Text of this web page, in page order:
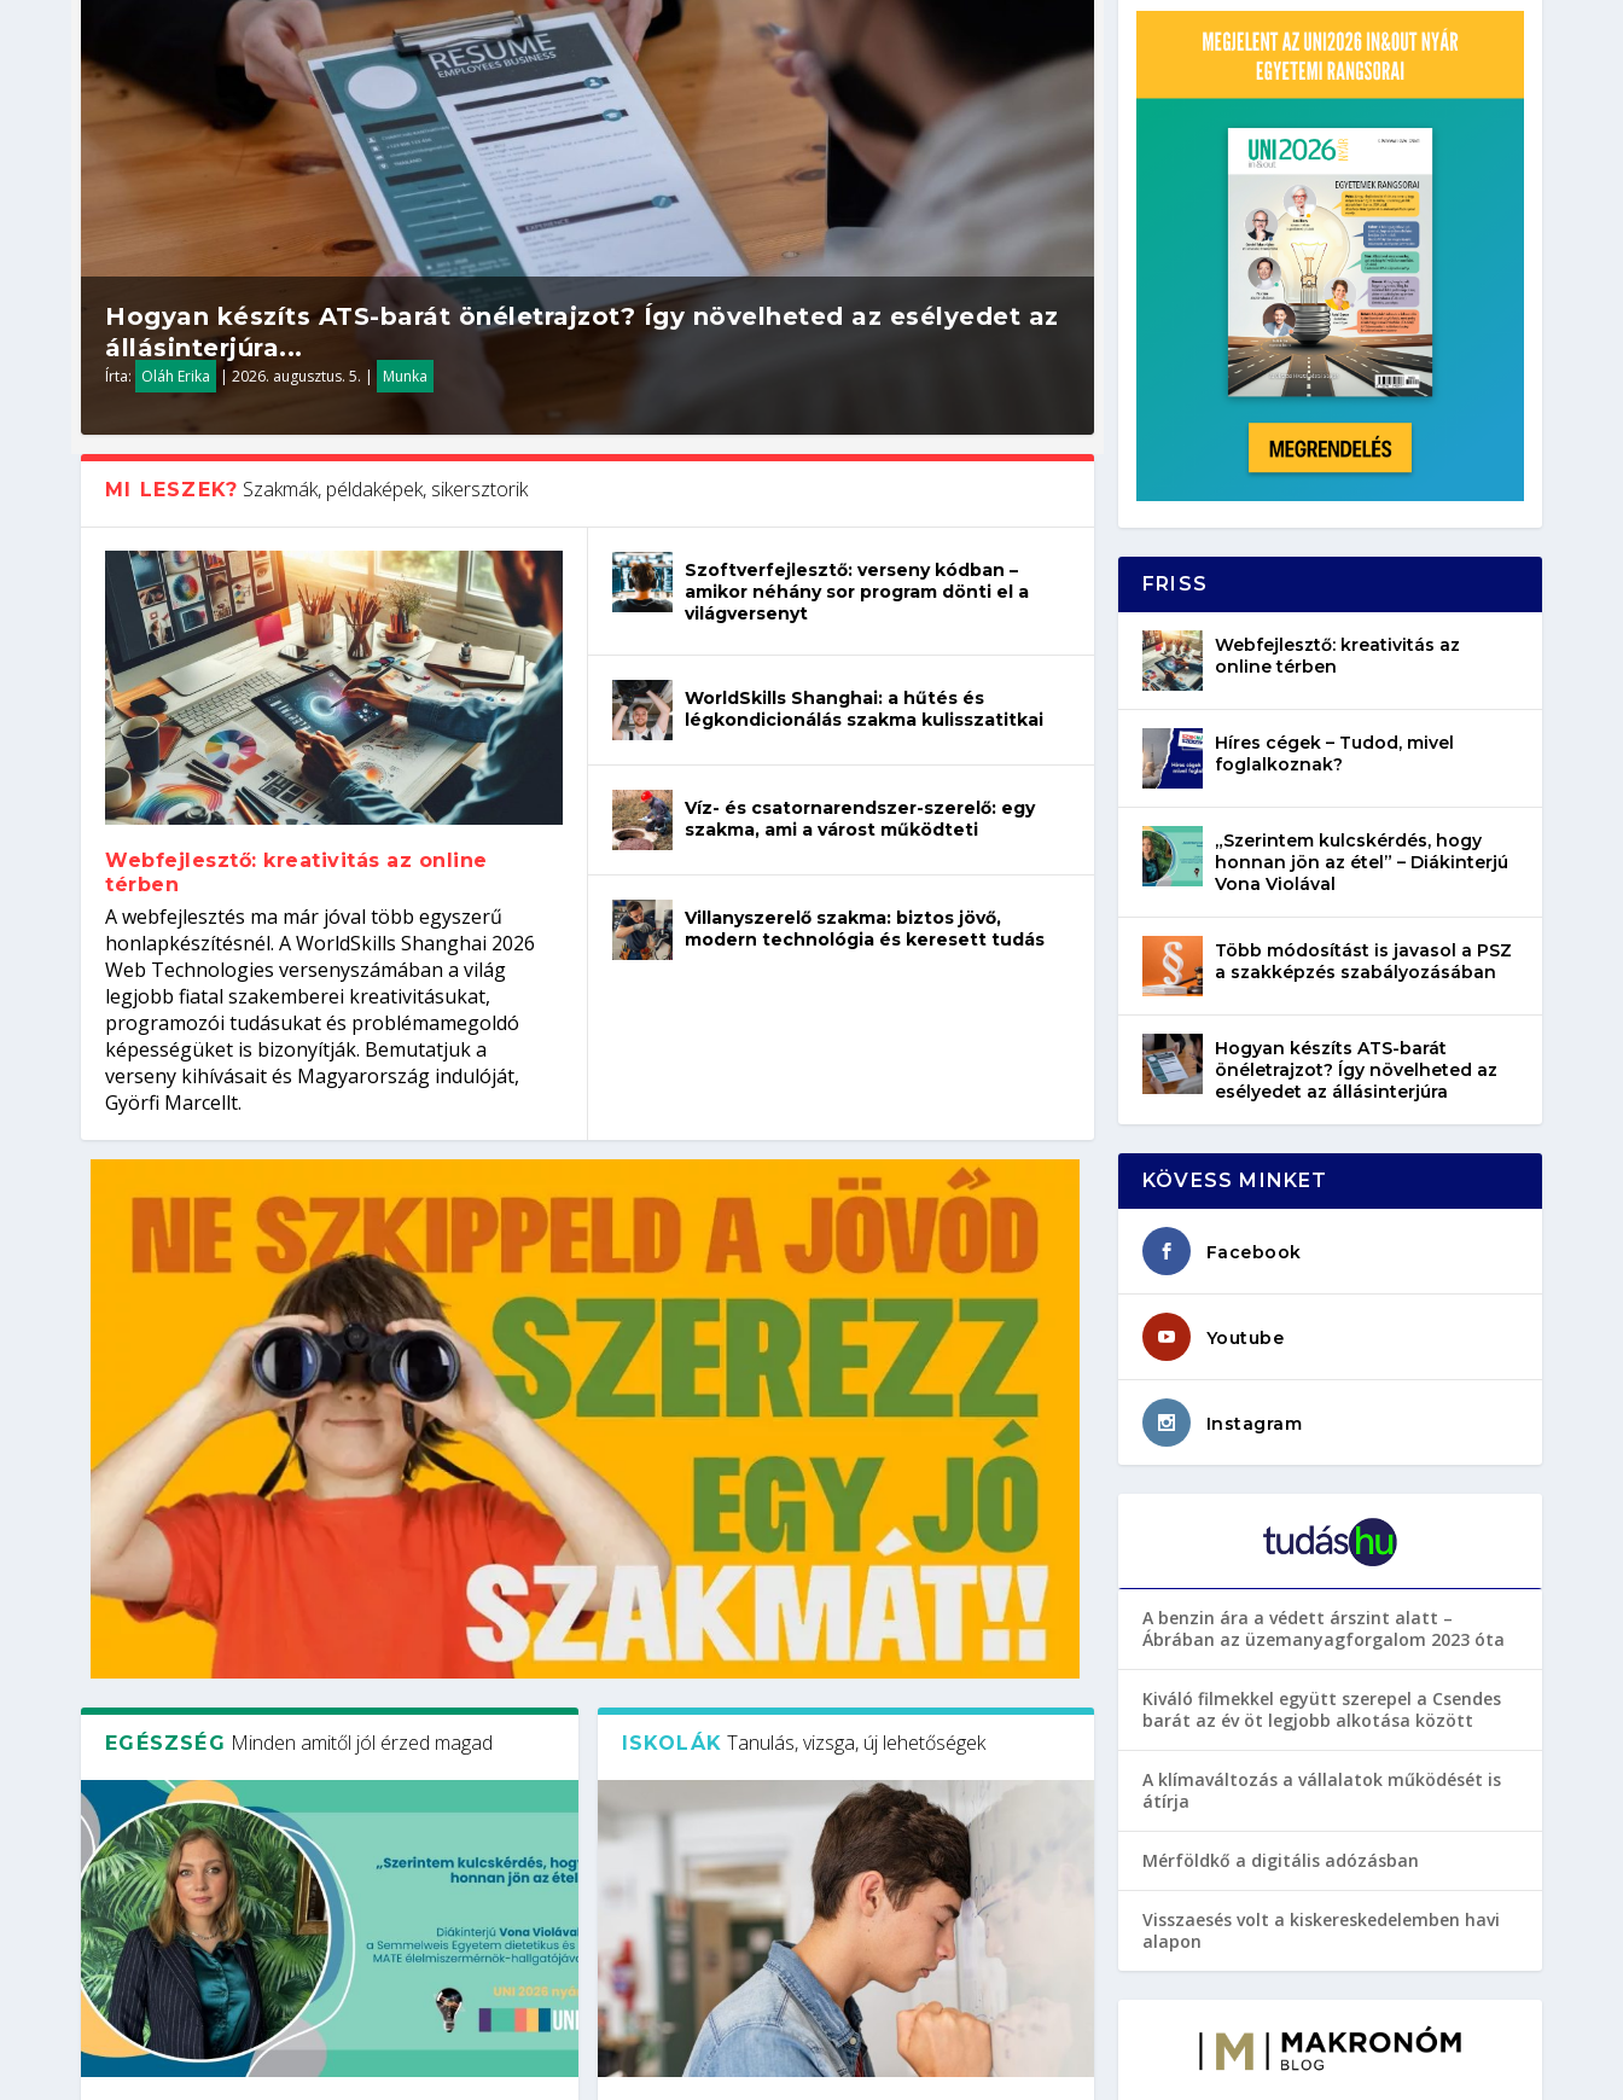
Hogyan készíts ATS-barát önéletrajzot? Így növelheted az esélyedet az
állásinterjúra...
Írta: Oláh Erika |2026. augusztus. 5. | Munka
Kitalálod, mire használják ezeket a gépeket?
Írta: Tóth Mónika |2026. augusztus. 4.| Kvíz
Nem sikerült az egyetemi felvételi? Tanulj szakmát!
Írta: Oláh Erika |2026. augusztus. 4.| Iskolák
Szoftverfejlesztő: verseny kódban – amikor néhány sor program dönti
el a világversenyt...
Írta: Szakmát Szerzek | 2026. augusztus. 3.| Mi leszek?
Digitális detox – hogyan kapcsolódj ki telefon nélkül?
Írta: Oláh Erika |2026. augusztus. 3.| Egészség
MI LESZEK? Szakmák, példaképek, sikersztorik
Webfejlesztő: kreativitás az online
térben
A webfejlesztés ma már jóval több egyszerű
honlapkészítésnél. A WorldSkills Shanghai 2026
Web Technologies versenyszámában a világ
legjobb fiatal szakemberei kreativitásukat,
programozói tudásukat és problémamegoldó
képességüket is bizonyítják. Bemutatjuk a
verseny kihívásait és Magyarország indulóját,
Györfi Marcellt.
Szoftverfejlesztő: verseny kódban –
amikor néhány sor program dönti el a
világversenyt
WorldSkills Shanghai: a hűtés és
légkondicionálás szakma kulisszatitkai
Víz- és csatornarendszer-szerelő: egy
szakma, ami a várost működteti
Villanyszerelő szakma: biztos jövő,
modern technológia és keresett tudás
EGÉSZSÉG Minden amitől jól érzed magad ISKOLÁK Tanulás, vizsga, új lehetőségek
FRISS
Webfejlesztő: kreativitás az
online térben
Híres cégek – Tudod, mivel
foglalkoznak?
„Szerintem kulcskérdés, hogy
honnan jön az étel” – Diákinterjú
Vona Violával
Több módosítást is javasol a PSZ
a szakképzés szabályozásában
Hogyan készíts ATS-barát
önéletrajzot? Így növelheted az
esélyedet az állásinterjúra
KÖVESS MINKET
Facebook
Youtube
Instagram
A benzin ára a védett árszint alatt –
Ábrában az üzemanyagforgalom 2023 óta
Kiváló filmekkel együtt szerepel a Csendes
barát az év öt legjobb alkotása között
A klímaváltozás a vállalatok működését is
átírja
Mérföldkő a digitális adózásban
Visszaesés volt a kiskereskedelemben havi
alapon